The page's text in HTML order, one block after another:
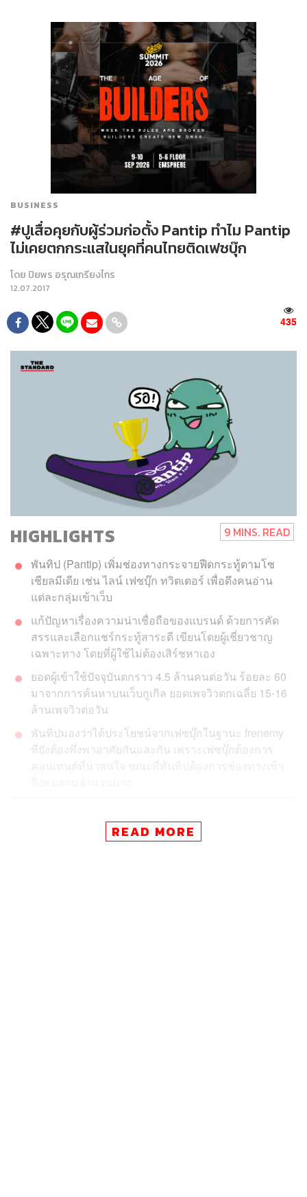
BUSINESS
#ปูเสื่อคุยกับผู้ร่วมก่อตั้ง Pantip ทำไม Pantip
ไม่เคยตกกระแสในยุคที่คนไทยติดเฟซบุ๊ก
โดย ปิยพร อรุณเกรียงไกร
12.07.2017
435
HIGHLIGHTS 9 MINS. READ
พันทิป (Pantip) เพิ่มช่องทางกระจายฟีดกระทู้ตามโซ
เชียลมีเดีย เช่น ไลน์ เฟซบุ๊ก ทวิตเตอร์ เพื่อดึงคนอ่าน
แต่ละกลุ่มเข้าเว็บ
แก้ปัญหาเรื่องความน่าเชื่อถือของแบรนด์ ด้วยการคัด
สรรและเลือกแชร์กระทู้สาระดี เขียนโดยผู้เชี่ยวชาญ
เฉพาะทาง โดยที่ผู้ใช้ไม่ต้องเสิร์ชหาเอง
ยอดผู้เข้าใช้ปัจจุบันตกราว 4.5 ล้านคนต่อวัน ร้อยละ 60
มาจากการค้นหาบนเว็บกูเกิล ยอดเพจวิวตกเฉลี่ย 15-16
ล้านเพจวิวต่อวัน
พันทิปมองว่าได้ประโยชน์จากเฟซบุ๊กในฐานะ frenemy
ที่ยังต้องพึ่งพาอาศัยกันและกัน เพราะเฟซบุ๊กต้องการ
คอนเทนต์ที่น่าสนใจ ขณะที่พันทิปต้องการช่องทางเข้า
มีใครไม่เคยอ่านกระทู้พันทิป (Pantip) บ้าง?
เราเชื่อว่าหลายคนน่าจะเคยมีประสบการณ์ แอบอ่าน
READ MORE